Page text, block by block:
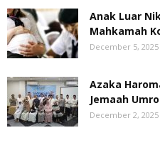
Anak Luar
Mahkamah
December 5, 2025
Azaka
Jemaah
December 2, 2025